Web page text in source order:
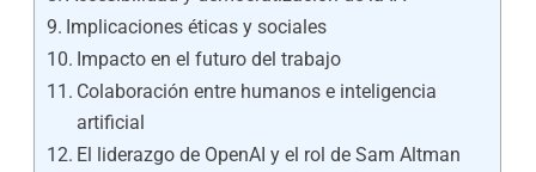
Implicaciones éticas y sociales
Impacto en el futuro del trabajo
Colaboración entre humanos e inteligencia
artificial
El liderazgo de OpenAI y el rol de Sam Altman